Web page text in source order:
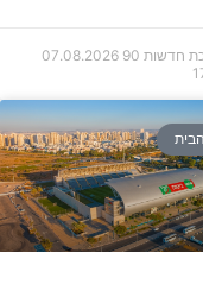
חדשות 90
07.08.2026